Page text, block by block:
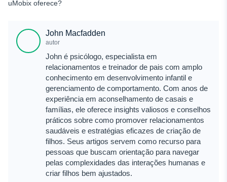
uMobix oferece?
John Macfadden
autor
John é psicólogo, especialista em
relacionamentos e treinador de pais com amplo
conhecimento em desenvolvimento infantil e
gerenciamento de comportamento. Com anos de
experiência em aconselhamento de casais e
famílias, ele oferece insights valiosos e conselhos
práticos sobre como promover relacionamentos
saudáveis e estratégias eficazes de criação de
filhos. Seus artigos servem como recurso para
pessoas que buscam orientação para navegar
pelas complexidades das interações humanas e
criar filhos bem ajustados.